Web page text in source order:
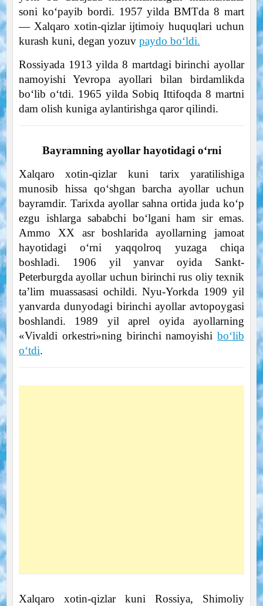
soni ko‘payib bordi. 1957 yilda BMTda 8 mart
— Xalqaro xotin-qizlar ijtimoiy huquqlari uchun
kurash kuni, degan yozuv paydo bo‘ldi.
Rossiyada 1913 yilda 8 martdagi birinchi ayollar
namoyishi Yevropa ayollari bilan birdamlikda
bo‘lib o‘tdi. 1965 yilda Sobiq Ittifoqda 8 martni
dam olish kuniga aylantirishga qaror qilindi.
Bayramning ayollar hayotidagi o‘rni
Xalqaro xotin-qizlar kuni tarix yaratilishiga
munosib hissa qo‘shgan barcha ayollar uchun
bayramdir. Tarixda ayollar sahna ortida juda ko‘p
ezgu ishlarga sababchi bo‘lgani ham sir emas.
Ammo XX asr boshlarida ayollarning jamoat
hayotidagi o‘rni yaqqolroq yuzaga chiqa
boshladi. 1906 yil yanvar oyida Sankt-
Peterburgda ayollar uchun birinchi rus oliy texnik
ta’lim muassasasi ochildi. Nyu-Yorkda 1909 yil
yanvarda dunyodagi birinchi ayollar avtopoygasi
boshlandi. 1989 yil aprel oyida ayollarning
«Vivaldi orkestri»ning birinchi namoyishibo‘lib
o‘tdi.
Xalqaro xotin-qizlar kuni Rossiya, Shimoliy